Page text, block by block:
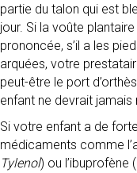
partie du talon qui est
jour. Si la voûte
prononcée, s’il a les
arquées, votre
peut-être le port
enfant ne devrait jamais
Si votre enfant a de
médicaments comme
Tylenol) ou l’ibuprofène